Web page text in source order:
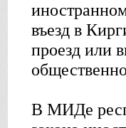
въезд в
проезд или
В МИДе